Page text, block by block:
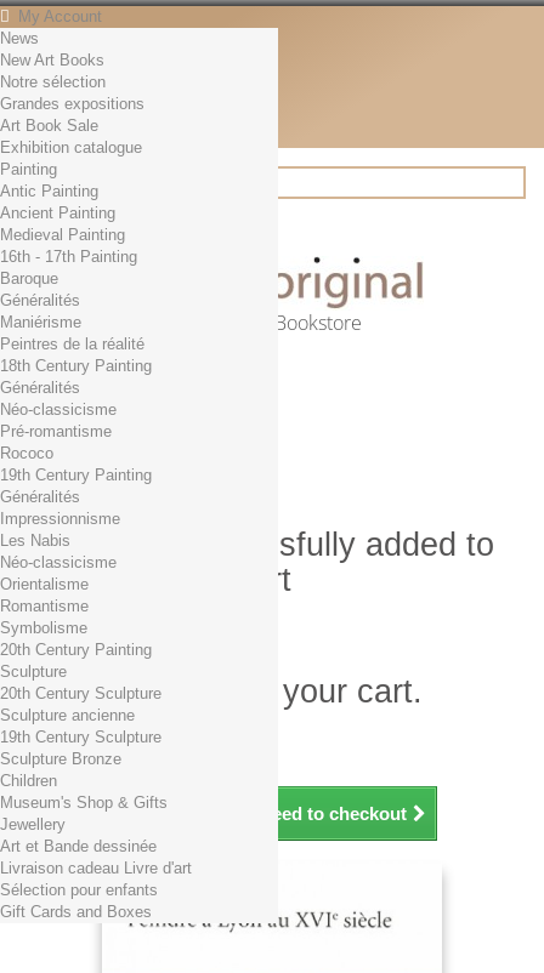
My Account
Contact
English
English
Français
News
Search
Online Art Bookstore
Cart (empty)
No products
Free shipping!
0,00 € Total
Check out
Product successfully added to
your shopping cart
Quantity
Total
There is 1 item in your cart.
Total products (tax incl.)
Total shipping TTC
Total (tax incl.)
Continue shopping Proceed to checkout
News
New Art Books
Notre sélection
Grandes expositions
Art Book Sale
Exhibition catalogue
Painting
Antic Painting
Ancient Painting
Medieval Painting
16th - 17th Painting
Baroque
Généralités
Maniérisme
Peintres de la réalité
18th Century Painting
Généralités
Néo-classicisme
Pré-romantisme
Rococo
19th Century Painting
Généralités
Impressionnisme
Les Nabis
Néo-classicisme
Orientalisme
Romantisme
Symbolisme
20th Century Painting
Sculpture
20th Century Sculpture
Sculpture ancienne
19th Century Sculpture
Sculpture Bronze
Children
Museum's Shop & Gifts
Jewellery
Art et Bande dessinée
Livraison cadeau Livre d'art
Sélection pour enfants
Gift Cards and Boxes